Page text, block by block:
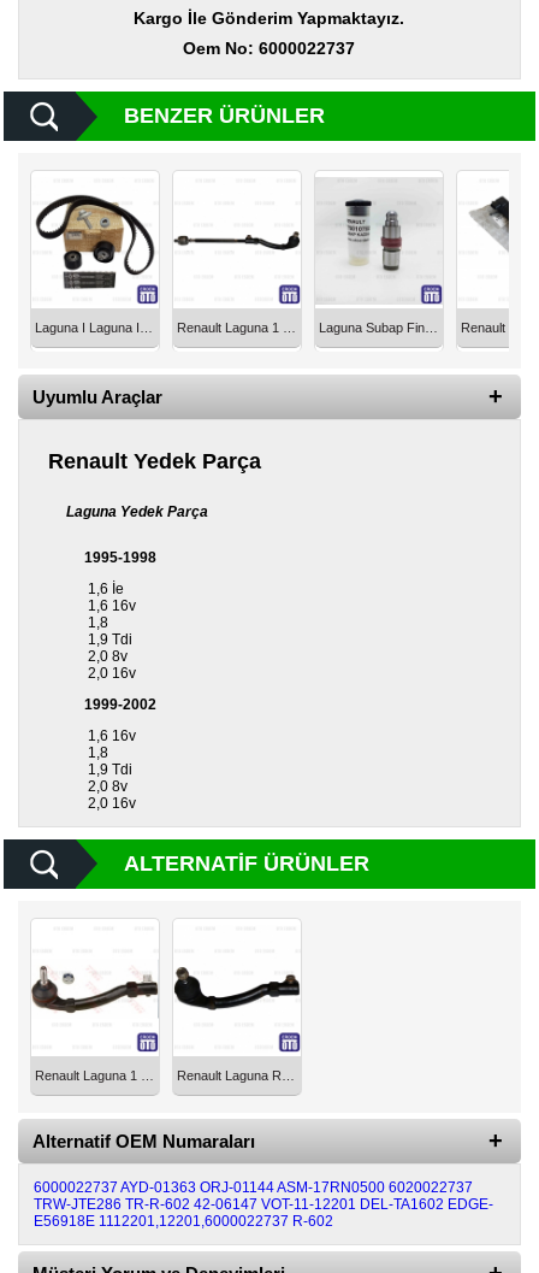
Romeo
Yedek
Parça
Yedek
Parça
Parça
Yedek
Parça
Standı
Aksesuar
Motor
Yağları
Soket
Kargo İle Gönderim Yapmaktayız.
Oem No: 6000022737
BENZER ÜRÜNLER
Laguna I Laguna II Laguna III Triger Seti 16 16 valf - K4M Motor 130C17529R Renault Laguna 1 Rotmili ve Rotbaşı Ön Sağ 1993-2001 R-601603 Laguna Subap Fincanı Benzinli 7700107555
Uyumlu Araçlar
Renault Yedek Parça
Laguna Yedek Parça
1995-1998
1,6 İe
1,6 16v
1,8
1,9 Tdi
2,0 8v
2,0 16v
1999-2002
1,6 16v
1,8
1,9 Tdi
2,0 8v
2,0 16v
ALTERNATIF ÜRÜNLER
Alternatif OEM Numaraları
6000022737 AYD-01363 ORJ-01144ASM-17RN0500 6020022737
TRW-JTE286 TR-R-602 42-06147 VOT-11-12201 DEL-TA1602 EDGE-
E56918E 1112201,12201,6000022737 R-602